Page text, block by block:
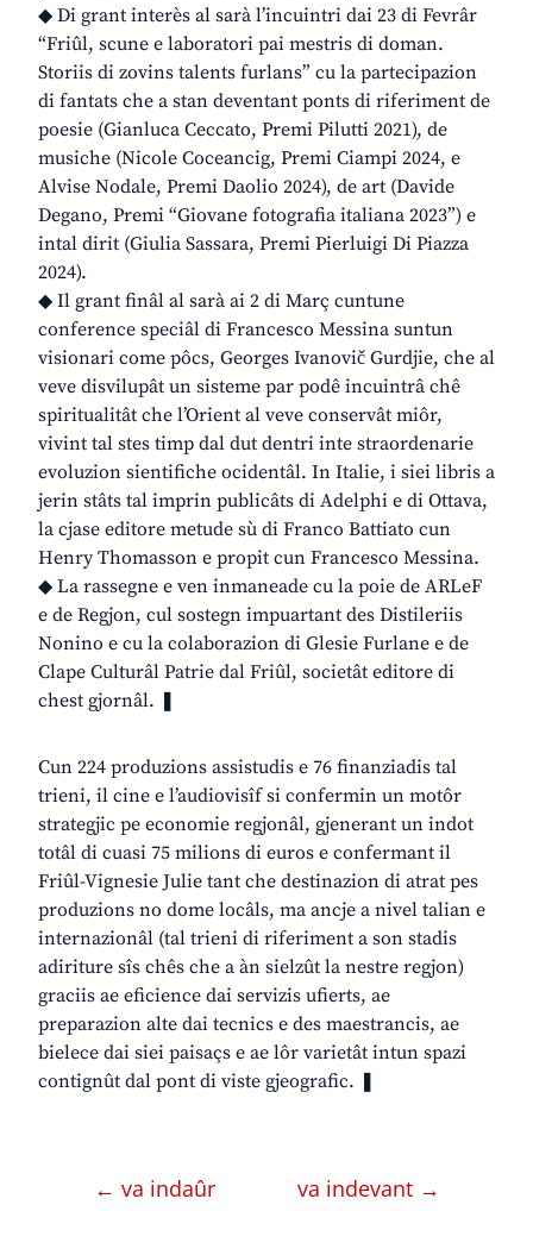
◆ Di grant interès al sarà l’incuintri dai 23 di Fevrâr
“Friûl, scune e laboratori pai mestris di doman.
Storiis di zovins talents furlans” cu la partecipazion
di fantats che a stan deventant ponts di riferiment de
poesie (Gianluca Ceccato, Premi Pilutti 2021), de
musiche (Nicole Coceancig, Premi Ciampi 2024, e
Alvise Nodale, Premi Daolio 2024), de art (Davide
Degano, Premi “Giovane fotografia italiana 2023”) e
intal dirit (Giulia Sassara, Premi Pierluigi Di Piazza
2024).
◆ Il grant finâl al sarà ai 2 di Març cuntune
conference speciâl di Francesco Messina suntun
visionari come pôcs, Georges Ivanovič Gurdjie, che al
veve disvilupât un sisteme par podê incuintrâ chê
spiritualitât che l’Orient al veve conservât miôr,
vivint tal stes timp dal dut dentri inte straordenarie
evoluzion sientifiche ocidentâl. In Italie, i siei libris a
jerin stâts tal imprin publicâts di Adelphi e di Ottava,
la cjase editore metude sù di Franco Battiato cun
Henry Thomasson e propit cun Francesco Messina.
◆ La rassegne e ven inmaneade cu la poie de ARLeF
e de Regjon, cul sostegn impuartant des Distileriis
Nonino e cu la colaborazion di Glesie Furlane e de
Clape Culturâl Patrie dal Friûl, societât editore di
chest gjornâl. ❚
Cun 224 produzions assistudis e 76 finanziadis tal
trieni, il cine e l’audiovisîf si confermin un motôr
strategjic pe economie regjonâl, gjenerant un indot
totâl di cuasi 75 milions di euros e confermant il
Friûl-Vignesie Julie tant che destinazion di atrat pes
produzions no dome locâls, ma ancje a nivel talian e
internazionâl (tal trieni di riferiment a son stadis
adiriture sîs chês che a àn sielzût la nestre regjon)
graciis ae eficience dai servizis ufierts, ae
preparazion alte dai tecnics e des maestrancis, ae
bielece dai siei paisaçs e ae lôr varietât intun spazi
contignût dal pont di viste gjeografic. ❚
← va indaûr va indevant →